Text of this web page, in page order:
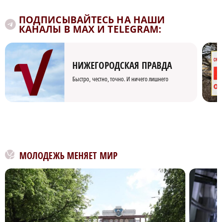
ПОДПИСЫВАЙТЕСЬ НА НАШИ
КАНАЛЫ В MAX И TELEGRAM:
НИЖЕГОРОДСКАЯ ПРАВДА
Быстро, честно, точно. И ничего лишнего
МОЛОДЕЖЬ МЕНЯЕТ МИР